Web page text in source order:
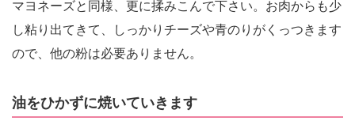
マヨネーズと同様、更に揉みこんで下さい。お肉からも少
し粘り出てきて、しっかりチーズや青のりがくっつきます
ので、他の粉は必要ありません。
油をひかずに焼いていきます